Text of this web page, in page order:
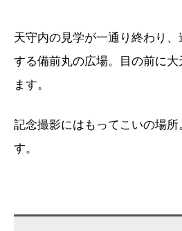
天守内の見学が一通り終わり
する備前丸の広場。目の前に
ます。
記念撮影にはもってこいの場所
す。